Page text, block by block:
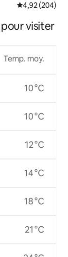
Évaluation
4,92 (204)
visiter
Temp. moy.
10 °C
10 °C
12 °C
14 °C
18 °C
21 °C